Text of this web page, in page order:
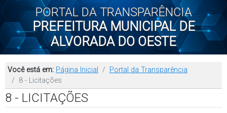
PORTAL DA TRANSPARÊNCIA
PREFEITURA MUNICIPAL DE
ALVORADA DO OESTE
Você está em: Página Inicial
Portal da Transparência
8 - Licitações
8 - LICITAÇÕES